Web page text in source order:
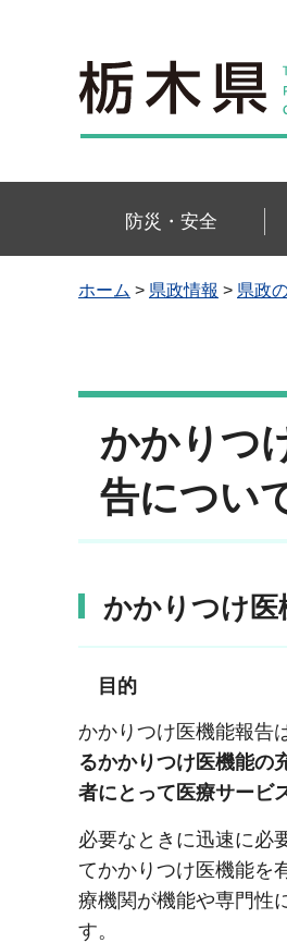
栃木県
防災・安全
ホーム > 県政情報 > 県政
かかりつ
告につい
かかりつけ医
目的
かかりつけ医機能報告
るかかりつけ医機能の
者にとって医療サービ
必要なときに迅速に必
てかかりつけ医機能を
療機関が機能や専門性
す。